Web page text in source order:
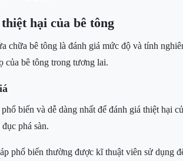
hại của bê tông
chữa bê tông là đánh giá mức độ và tính
của bê tông trong tương lai.
biến và dễ dàng nhất để đánh giá thiệt hại
phá sàn.
phổ biến thường được kĩ thuật viên sử dụng